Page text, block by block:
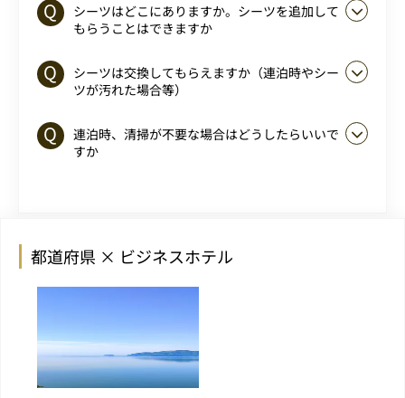
シーツはどこにありますか。シーツを追加して
もらうことはできますか
シーツは交換してもらえますか（連泊時やシー
ツが汚れた場合等）
連泊時、清掃が不要な場合はどうしたらいいで
すか
都道府県 × ビジネスホテル